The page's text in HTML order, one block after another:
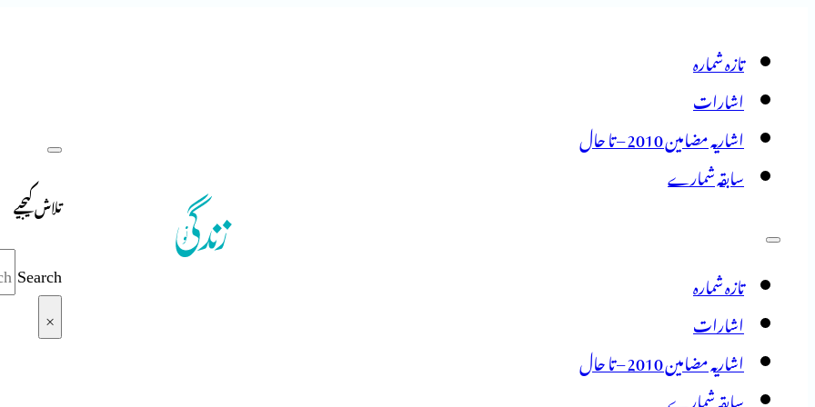
تازہ شمارہ
اشارات
اشاریہ مضامین 2010 – تا حال
سابقہ شمارے
تازہ شمارہ
اشارات
اشاریہ مضامین 2010 – تا حال
سابقہ شمارے
تلاش کیجیے
Search
×